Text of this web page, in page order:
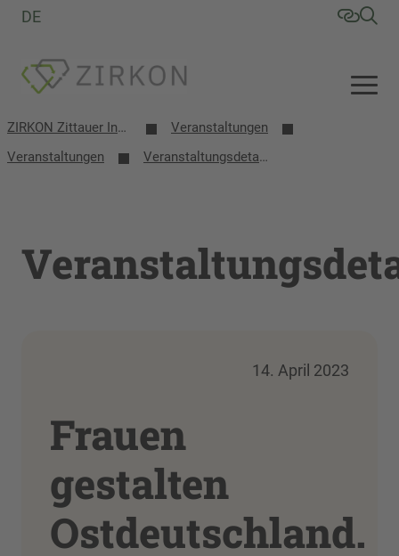
DE
ZIRKON Zittauer Institut für Verfahrensentwicklung, Kreislaufwirtschaft, Oberflächentechnik, Naturstoffforschung
Veranstaltungen
Veranstaltungen
Veranstaltungsdetails
14. April 2023
Frauen
gestalten
Ostdeutschland.